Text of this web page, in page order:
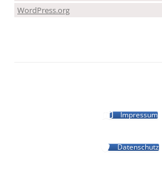
WordPress.org
Impressum
Datenschutz